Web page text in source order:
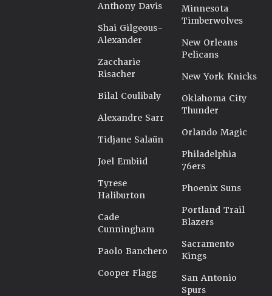
Anthony Davis
Shai Gilgeous-
Alexander
Zaccharie
Risacher
Bilal Coulibaly
Alexandre Sarr
Tidjane Salaün
Joel Embiid
Tyrese
Haliburton
Cade
Cunningham
Paolo Banchero
Cooper Flagg
Minnesota
Timberwolves
New Orleans
Pelicans
New York Knicks
Oklahoma City
Thunder
Orlando Magic
Philadelphia
76ers
Phoenix Suns
Portland Trail
Blazers
Sacramento
Kings
San Antonio
Spurs